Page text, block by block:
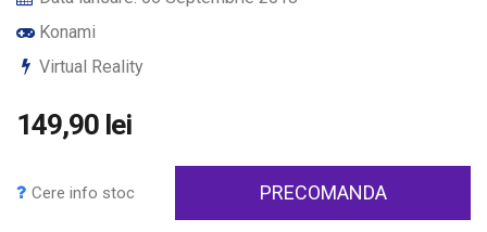
Konami
Virtual Reality
149,90 lei
Cere info stoc PRECOMANDA